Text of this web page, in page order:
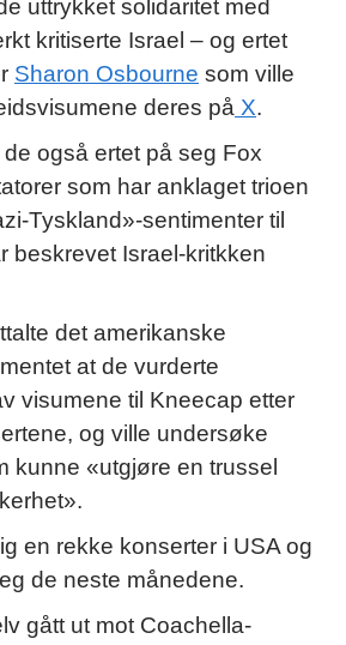
uttrykket solidaritet med
kritiserte Israel – og ertet
Sharon Osbourne som ville
deres på X.
også ertet på seg Fox
som har anklaget trioen
Tyskland»-sentimenter til
beskrevet Israel-kritkken
det amerikanske
at de vurderte
visumene til Kneecap etter
og ville undersøke
kunne «utgjøre en trussel
en rekke konserter i USA og
de neste månedene.
gått ut mot Coachella-